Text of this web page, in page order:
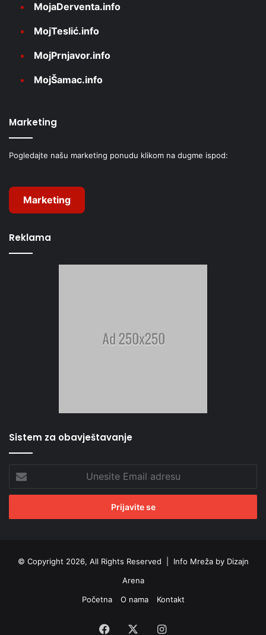
MojaDerventa.info
MojTeslić.info
MojPrnjavor.info
MojŠamac.info
Marketing
Pogledajte našu marketing ponudu klikom na dugme ispod:
Marketing
Reklama
Sistem za obavještavanje
Email
adresu
© Copyright 2026, All Rights Reserved | Info Mreža by Dizajn
Arena
Početna
O nama Kontakt
Facebook Instagram